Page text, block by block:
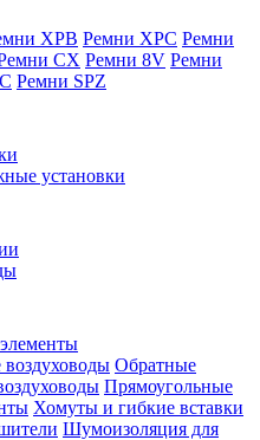
XPB Ремни XPC Ремни
CX Ремни 8V Ремни
Ремни SPZ
установки
Обратные
Прямоугольные
Хомуты и гибкие вставки
Шумоизоляция для